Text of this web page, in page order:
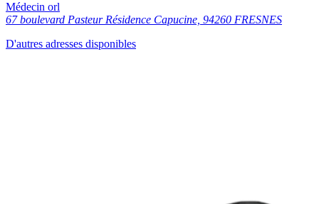
Médecin orl
67 boulevard Pasteur Résidence Capucine, 94260 FRESNES
D'autres adresses disponibles